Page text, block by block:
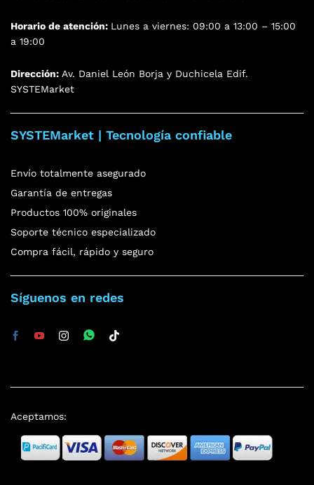
Horario de atención: Lunes a viernes: 09:00 a 13:00 – 15:00
a 19:00
Dirección: Av. Daniel León Borja y Duchicela Edif.
SYSTEMarket
SYSTEMarket | Tecnología confiable
Envío totalmente asegurado
Garantía de entregas
Productos 100% originales
Soporte técnico especializado
Compra fácil, rápido y seguro
Síguenos en redes
Aceptamos: